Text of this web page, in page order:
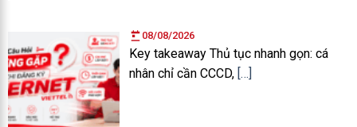
08/08/2026
Key takeaway Thủ tục nhanh gọn: cá
nhân chỉ cần CCCD, […]